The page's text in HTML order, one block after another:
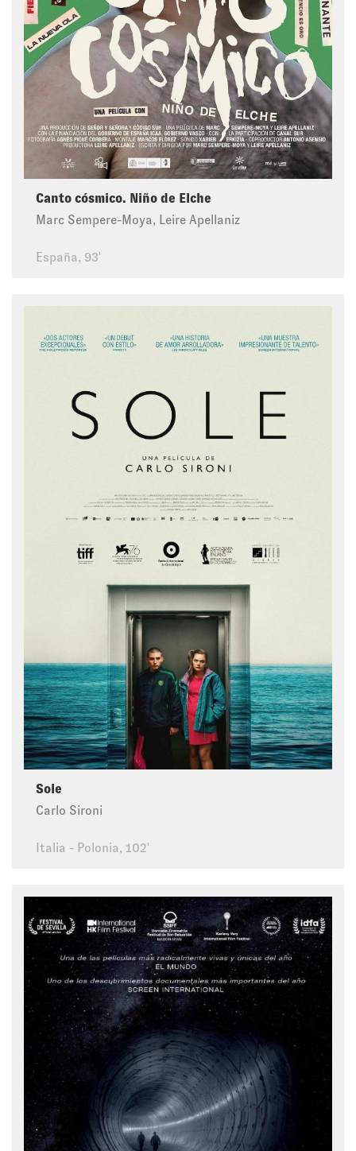
Canto cósmico. Niño de Elche
Marc Sempere-Moya, Leire Apellaniz
España, 93'
Sole
Carlo Sironi
Italia - Polonia, 102'